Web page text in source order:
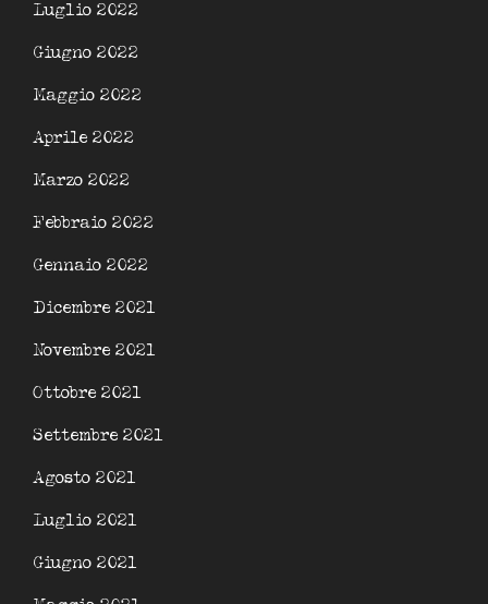
Luglio 2022
Giugno 2022
Maggio 2022
Aprile 2022
Marzo 2022
Febbraio 2022
Gennaio 2022
Dicembre 2021
Novembre 2021
Ottobre 2021
Settembre 2021
Agosto 2021
Luglio 2021
Giugno 2021